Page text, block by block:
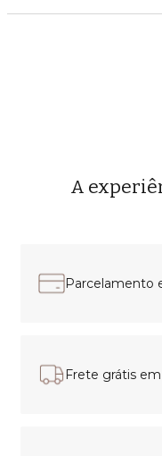
A
Parcelamento
Frete grátis